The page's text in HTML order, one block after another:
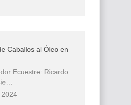
Caballos al Óleo en
Ecuestre: Ricardo
2024